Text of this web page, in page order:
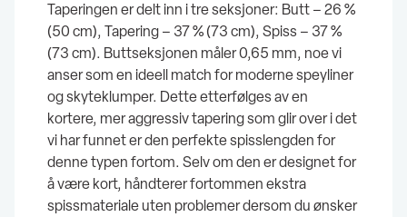
Taperingen er delt inn i tre seksjoner: Butt – 26 %
(50 cm), Tapering – 37 % (73 cm), Spiss – 37 %
(73 cm). Buttseksjonen måler 0,65 mm, noe vi
anser som en ideell match for moderne speyliner
og skyteklumper. Dette etterfølges av en
kortere, mer aggressiv tapering som glir over i det
vi har funnet er den perfekte spisslengden for
denne typen fortom. Selv om den er designet for
å være kort, håndterer fortommen ekstra
spissmateriale uten problemer dersom du ønsker